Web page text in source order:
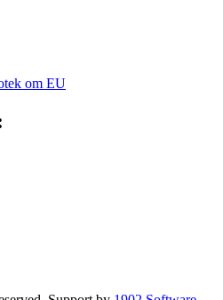
om EU